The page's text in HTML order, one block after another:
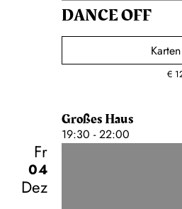
DANCE OFF
Karten
€
Großes Haus
19:30 - 22:00
Fr
04
Dez